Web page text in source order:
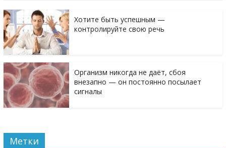
Хотите быть успешным —
контролируйте свою речь
Организм никогда не даёт, сбоя
внезапно — он постоянно посылает
сигналы
Метки